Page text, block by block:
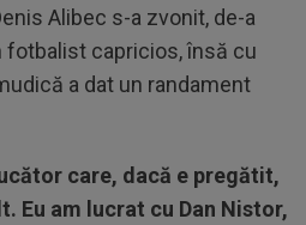
Alibec s-a zvonit, de-a
fotbalist capricios, însă cu
a dat un randament
care, dacă e pregătit,
Eu am lucrat cu Dan Nistor,